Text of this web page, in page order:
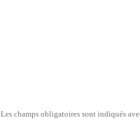
Les champs obligatoires sont indiqués